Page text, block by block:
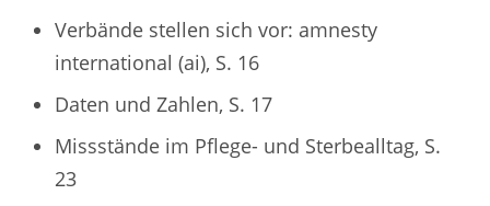
Verbände stellen sich vor: amnesty
international (ai), S. 16
Daten und Zahlen, S. 17
Missstände im Pflege- und Sterbealltag, S.
23